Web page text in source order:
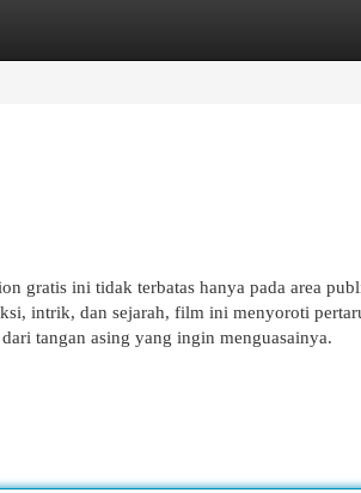
gratis ini tidak terbatas hanya pada area
intrik, dan sejarah, film ini menyoroti
tangan asing yang ingin menguasainya.